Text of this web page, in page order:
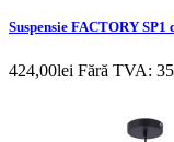
Suspensie FACTORY
424,00lei Fără TVA: